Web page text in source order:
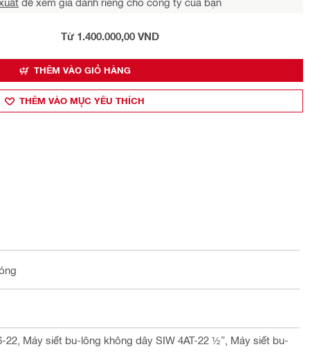
Từ 1.400.000,00 VND
THÊM VÀO GIỎ HÀNG
THÊM VÀO MỤ̣C YÊU THÍCH
22, Máy siết bu-lông không dây SIW 4AT-22 ½”, Máy siết bu-